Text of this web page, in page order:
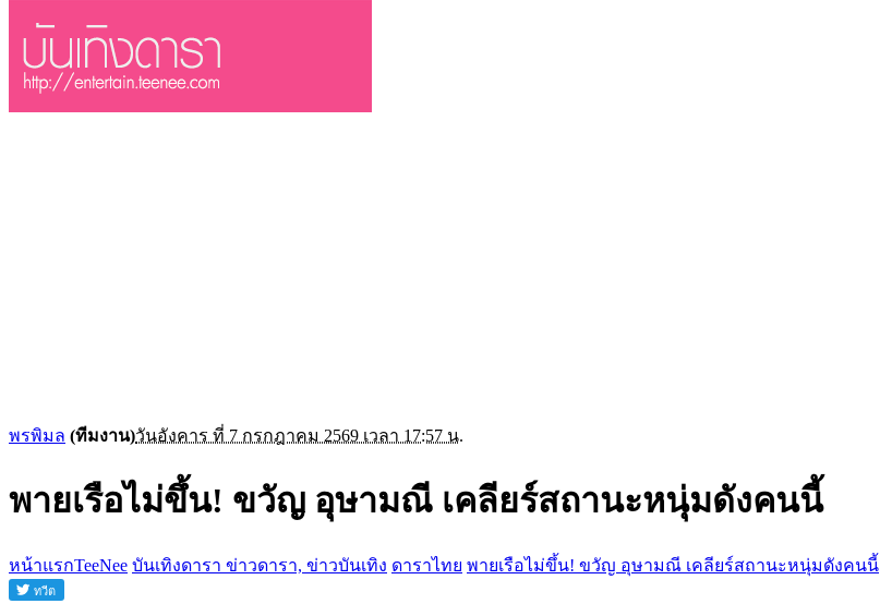
พรพิมล (ทีมงาน)วันอังคาร ที่ 7 กรกฎาคม 2569 เวลา 17:57 น.
พายเรือไม่ขึ้น! ขวัญ อุษามณี เคลียร์สถานะหนุ่มดังคนนี้
หน้าแรกTeeNee บันเทิงดารา ข่าวดารา, ข่าวบันเทิง ดาราไทย พายเรือไม่ขึ้น! ขวัญ อุษามณี เคลียร์สถานะหนุ่มดังคนนี้